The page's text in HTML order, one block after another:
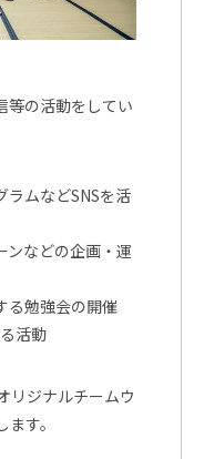
等の活動をしてい
ラムなどSNSを活
ンなどの企画・運
る勉強会の開催
活動
リジナルチームウ
す。